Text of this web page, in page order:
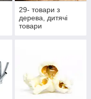
29- товари з
дерева, дитячі
товари